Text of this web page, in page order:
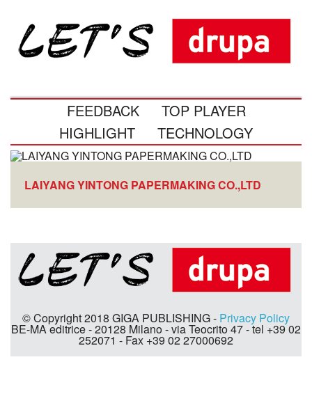
FEEDBACK
TOP PLAYER
HIGHLIGHT
TECHNOLOGY
LAIYANG YINTONG PAPERMAKING CO.,LTD
© Copyright 2018 GIGA PUBLISHING - Privacy Policy
BE-MA editrice - 20128 Milano - via Teocrito 47 - tel +39 02
252071 - Fax +39 02 27000692